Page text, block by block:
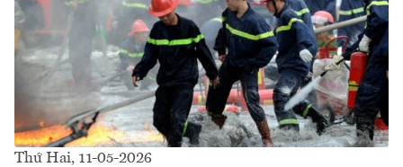
Thứ Hai, 11-05-2026